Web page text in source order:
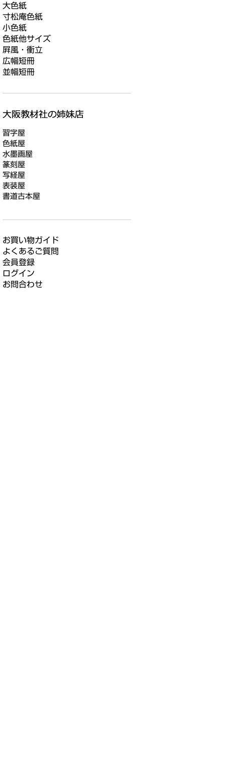
大色紙
寸松庵色紙
小色紙
色紙他サイズ
屛風・衝立
広幅短冊
並幅短冊
習字屋
色紙屋
水墨画屋
篆刻屋
写経屋
表装屋
書道古本屋
お買い物ガイド
よくあるご質問
会員登録
ログイン
お問合わせ